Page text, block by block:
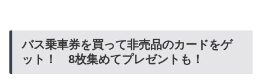
バス乗車券を買って非売品のカードをゲ
ット！ 8枚集めてプレゼントも！